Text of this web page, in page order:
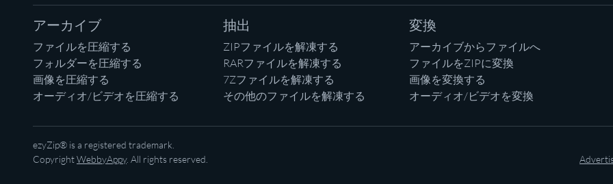
アーカイブ
ファイルを圧縮する
フォルダーを圧縮する
画像を圧縮する
オーディオ/ビデオを圧縮する
抽出
ZIPファイルを解凍する
RARファイルを解凍する
7Zファイルを解凍する
その他のファイルを解凍する
変換
アーカイブからファイルへ
ファイルをZIPに変換
画像を変換する
オーディオ/ビデオを変換
ezyZip® is a registered trademark.
CopyrightWebbyAppy. All rights reserved.